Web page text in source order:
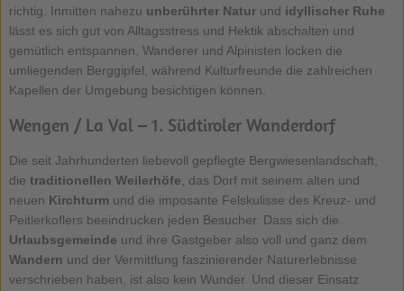
richtig. Inmitten nahezu unberührter Naturund idyllischer Ruhe
lässt es sich gut von Alltagsstress und Hektik abschalten und
gemütlich entspannen. Wanderer und Alpinisten locken die
umliegenden Berggipfel, während Kulturfreunde die zahlreichen
Kapellen der Umgebung besichtigen können.
Wengen / La Val – 1. Südtiroler Wanderdorf
Die seit Jahrhunderten liebevoll gepflegte Bergwiesenlandschaft,
die traditionellen Weilerhöfe, das Dorf mit seinem alten und
neuen Kirchturmund die imposante Felskulisse des Kreuz- und
Peitlerkoflers beeindrucken jeden Besucher. Dass sich die
Urlaubsgemeinde und ihre Gastgeber also voll und ganz dem
Wandern und der Vermittlung faszinierender Naturerlebnisse
verschrieben haben, ist also kein Wunder. Und dieser Einsatz